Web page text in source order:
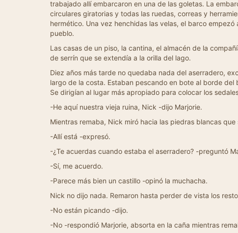
trabajado allí embarcaron en una de las goletas. La
circulares giratorias y todas las ruedas, correas y
hermético. Una vez henchidas las velas, el barco
pueblo.
Las casas de un piso, la cantina, el almacén de la
de serrín que se extendía a la orilla del lago.
Diez años más tarde no quedaba nada del aserradero,
largo de la costa. Estaban pescando en bote al borde
Se dirigían al lugar más apropiado para colocar los
-He aquí nuestra vieja ruina, Nick -dijo Marjorie.
Mientras remaba, Nick miró hacia las piedras blancas
-Allí está -expresó.
-¿Te acuerdas cuando estaba el aserradero? -preguntó
-Sí, me acuerdo.
-Parece más bien un castillo -opinó la muchacha.
Nick no dijo nada. Remaron hasta perder de vista los
-No están picando -dijo.
-No -respondió Marjorie, absorta en la caña mientras